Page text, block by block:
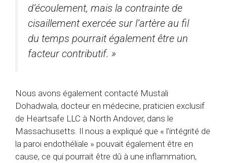
d’écoulement, mais la contrainte de
cisaillement exercée sur l’artère au fil
du temps pourrait également être un
facteur contributif. »
Nous avons également contacté Mustali
Dohadwala, docteur en médecine, praticien exclusif
de Heartsafe LLC à North Andover, dans le
Massachusetts. Il nous a expliqué que « l’intégrité de
la paroi endothéliale » pouvait également être en
cause, ce qui pourrait être dû à une inflammation,